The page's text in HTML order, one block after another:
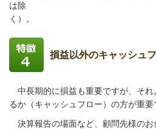
は除
く ）
損益以外のキャッシュ
中長期的に損益も重要ですが、それ
るか（キャッシュフロー）の方が重要
決算報告の場面など、顧問先様のお